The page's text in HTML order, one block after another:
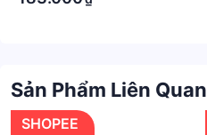
Sản Phẩm Liên Quan
SHOPEE